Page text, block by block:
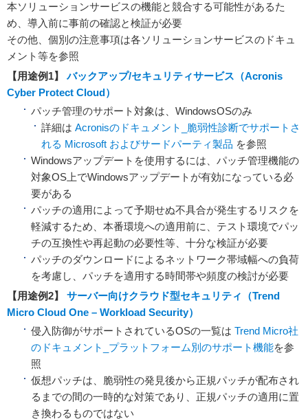
本ソリューションサービスの機能と競合する可能性があるた
め、導入前に事前の確認と検証が必要
その他、個別の注意事項は各ソリューションサービスのドキュ
メント等を参照
【用途例1】バックアップ/セキュリティサービス（Acronis
Cyber Protect Cloud）
パッチ管理のサポート対象は、WindowsOSのみ
詳細は Acronisのドキュメント_脆弱性診断でサポートさ
れる Microsoft およびサードパーティ製品 を参照
Windowsアップデートを使用するには、パッチ管理機能の
対象OS上でWindowsアップデートが有効になっている必
要がある
パッチの適用によって予期せぬ不具合が発生するリスクを
軽減するため、本番環境への適用前に、テスト環境でパッ
チの互換性や再起動の必要性等、十分な検証が必要
パッチのダウンロードによるネットワーク帯域幅への負荷
を考慮し、パッチを適用する時間帯や頻度の検討が必要
【用途例2】 サーバー向けクラウド型セキュリティ（Trend
Micro Cloud One – Workload Security）
侵入防御がサポートされているOSの一覧は Trend Micro社
のドキュメント_プラットフォーム別のサポート機能を参
照
仮想パッチは、脆弱性の発見後から正規パッチが配布され
るまでの間の一時的な対策であり、正規パッチの適用に置
き換わるものではない